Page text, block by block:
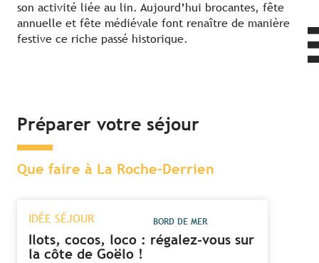
son activité liée au lin. Aujourd’hui brocantes, fête
annuelle et fête médiévale font renaître de manière
festive ce riche passé historique.
Préparer votre séjour
Que faire à La Roche-Derrien
BORD DE MER
IDÉE SÉJOUR
Ilots, cocos, loco : régalez-vous sur
la côte de Goëlo !